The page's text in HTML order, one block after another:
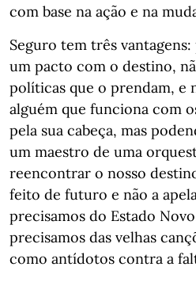
com base na ação e na
Seguro tem três
um pacto com o destino,
políticas que o prendam, e
alguém que funciona com
pela sua cabeça, mas
um maestro de uma
reencontrar o nosso
feito de futuro e não a
precisamos do Estado
precisamos das velhas
como antídotos contra a